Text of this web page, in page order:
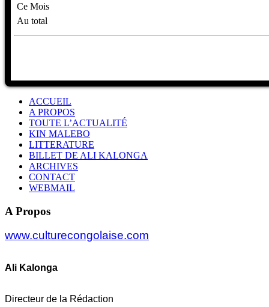
Ce Mois
Au total
ACCUEIL
A PROPOS
TOUTE L’ACTUALITÉ
KIN MALEBO
LITTERATURE
BILLET DE ALI KALONGA
ARCHIVES
CONTACT
WEBMAIL
A Propos
www.culturecongolaise.com
Ali Kalonga
Directeur de la Rédaction